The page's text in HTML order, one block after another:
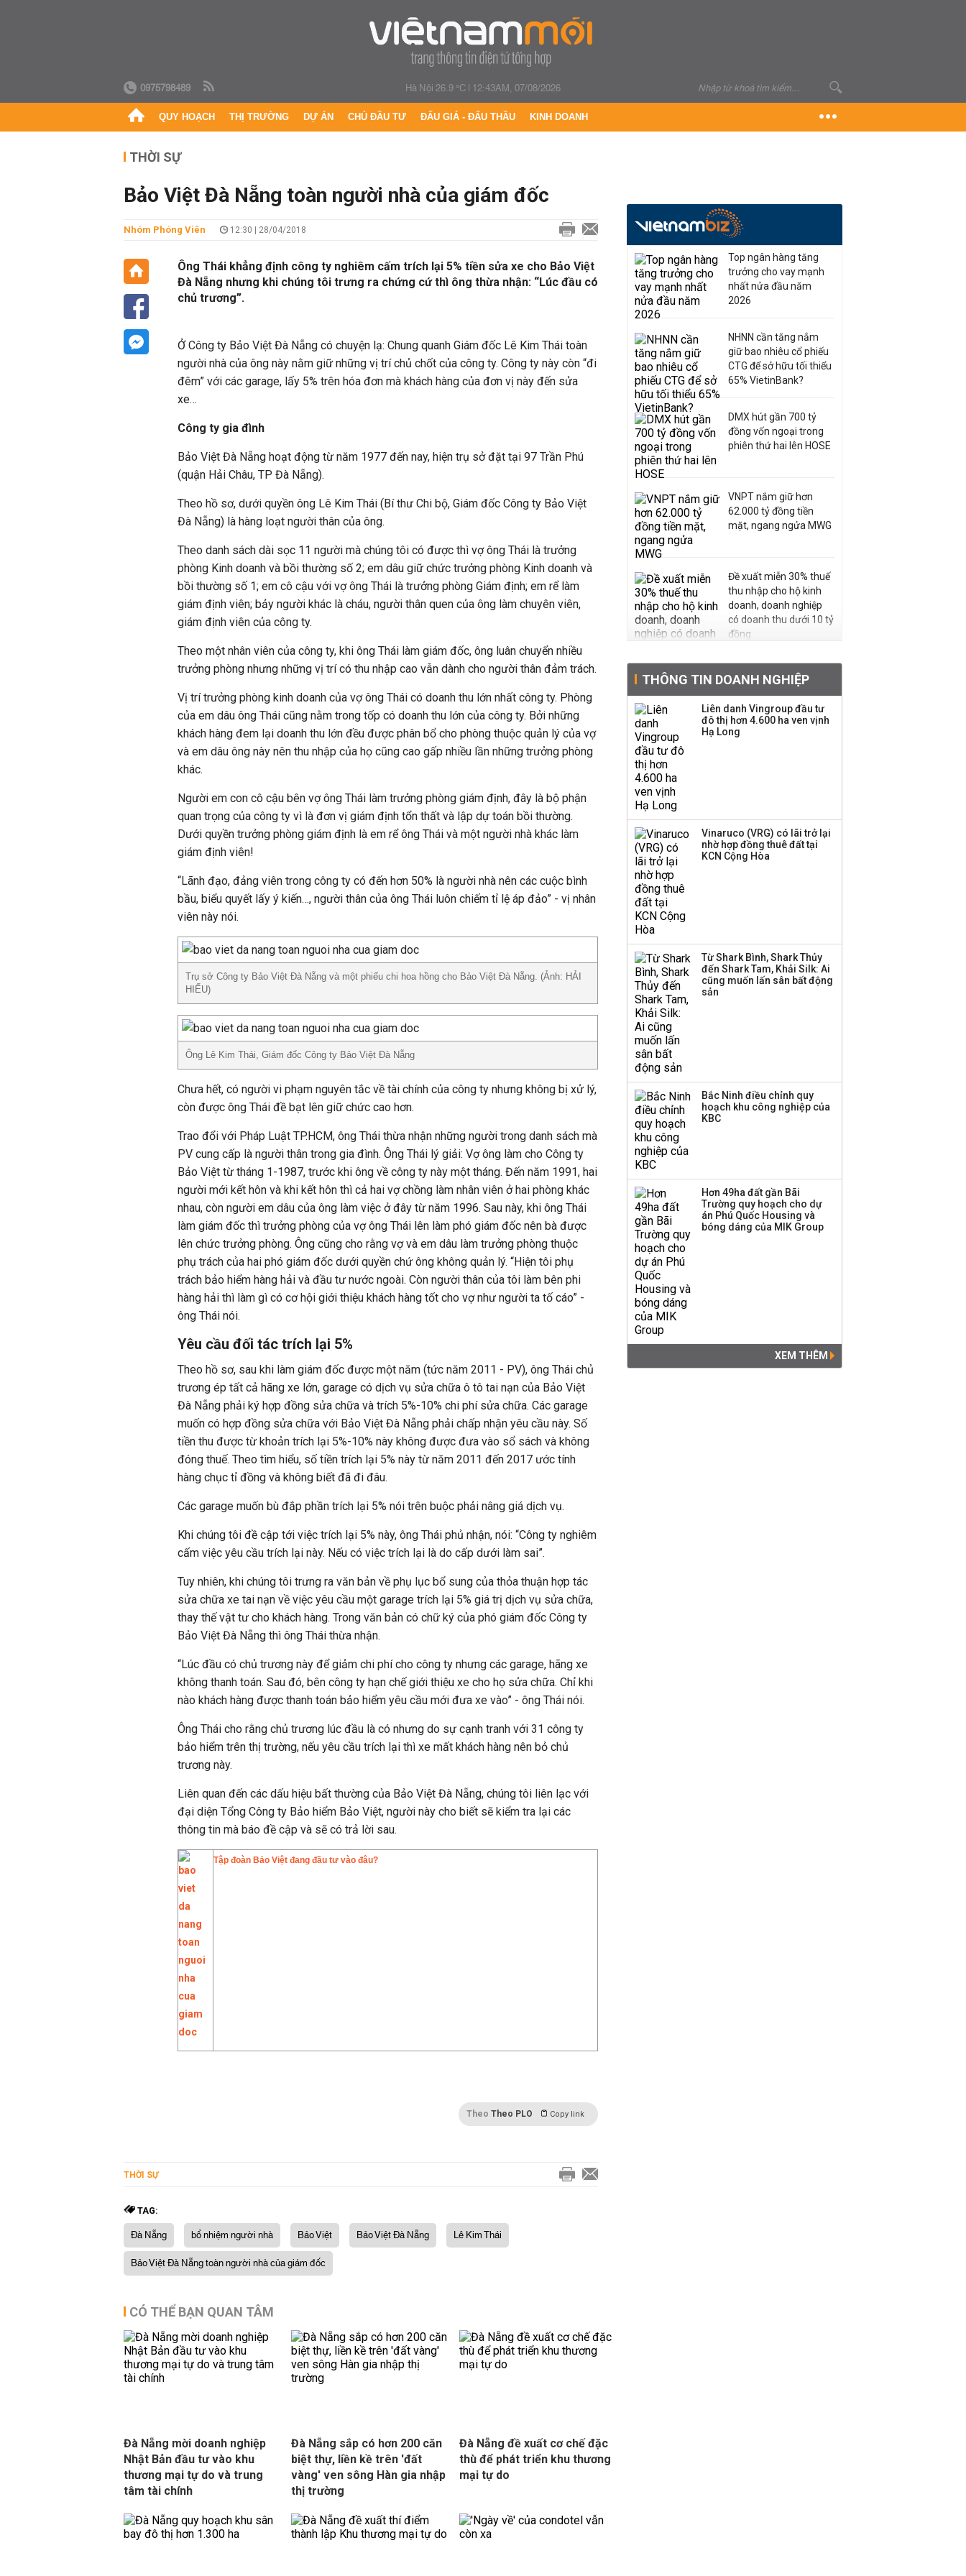
0975798489 Hà Nội 26.9 °C| 12:43AM, 07/08/2026
QUY HOẠCH THỊ TRƯỜNG DỰ ÁN CHỦ ĐẦU TƯ ĐẤU GIÁ - ĐẤU THẦU KINH DOANH
THỜI SỰ
Bảo Việt Đà Nẵng toàn người nhà của giám đốc
Nhóm Phóng Viên 12:30 | 28/04/2018
Ông Thái khẳng định công ty nghiêm cấm trích lại 5% tiền sửa xe cho Bảo Việt
Đà Nẵng nhưng khi chúng tôi trưng ra chứng cứ thì ông thừa nhận: “Lúc đầu có
chủ trương”.
Ở Công ty Bảo Việt Đà Nẵng có chuyện lạ: Chung quanh Giám đốc Lê Kim Thái toàn
người nhà của ông này nằm giữ những vị trí chủ chốt của công ty. Công ty này còn “đi
đêm” với các garage, lấy 5% trên hóa đơn mà khách hàng của đơn vị này đến sửa
xe…
Công ty gia đình
Bảo Việt Đà Nẵng hoạt động từ năm 1977 đến nay, hiện trụ sở đặt tại 97 Trần Phú
(quận Hải Châu, TP Đà Nẵng).
Theo hồ sơ, dưới quyền ông Lê Kim Thái (Bí thư Chi bộ, Giám đốc Công ty Bảo Việt
Đà Nẵng) là hàng loạt người thân của ông.
Theo danh sách dài sọc 11 người mà chúng tôi có được thì vợ ông Thái là trưởng
phòng Kinh doanh và bồi thường số 2; em dâu giữ chức trưởng phòng Kinh doanh và
bồi thường số 1; em cô cậu với vợ ông Thái là trưởng phòng Giám định; em rể làm
giám định viên; bảy người khác là cháu, người thân quen của ông làm chuyên viên,
giám định viên của công ty.
Theo một nhân viên của công ty, khi ông Thái làm giám đốc, ông luân chuyển nhiều
trưởng phòng nhưng những vị trí có thu nhập cao vẫn dành cho người thân đảm trách.
Vị trí trưởng phòng kinh doanh của vợ ông Thái có doanh thu lớn nhất công ty. Phòng
của em dâu ông Thái cũng nằm trong tốp có doanh thu lớn của công ty. Bởi những
khách hàng đem lại doanh thu lớn đều được phân bổ cho phòng thuộc quản lý của vợ
và em dâu ông này nên thu nhập của họ cũng cao gấp nhiều lần những trưởng phòng
khác.
Người em con cô cậu bên vợ ông Thái làm trưởng phòng giám định, đây là bộ phận
quan trọng của công ty vì là đơn vị giám định tổn thất và lập dự toán bồi thường.
Dưới quyền trưởng phòng giám định là em rể ông Thái và một người nhà khác làm
giám định viên!
“Lãnh đạo, đảng viên trong công ty có đến hơn 50% là người nhà nên các cuộc bình
bầu, biểu quyết lấy ý kiến…, người thân của ông Thái luôn chiếm tỉ lệ áp đảo” - vị nhân
viên này nói.
Trụ sở Công ty Bảo Việt Đà Nẵng và một phiếu chi hoa hồng cho Bảo Việt Đà Nẵng. (Ảnh: HẢI
HIẾU)
Ông Lê Kim Thái, Giám đốc Công ty Bảo Việt Đà Nẵng
Chưa hết, có người vi phạm nguyên tắc về tài chính của công ty nhưng không bị xử lý,
còn được ông Thái đề bạt lên giữ chức cao hơn.
Trao đổi với Pháp Luật TP.HCM, ông Thái thừa nhận những người trong danh sách mà
PV cung cấp là người thân trong gia đình. Ông Thái lý giải: Vợ ông làm cho Công ty
Bảo Việt từ tháng 1-1987, trước khi ông về công ty này một tháng. Đến năm 1991, hai
người mới kết hôn và khi kết hôn thì cả hai vợ chồng làm nhân viên ở hai phòng khác
nhau, còn người em dâu của ông làm việc ở đây từ năm 1996. Sau này, khi ông Thái
làm giám đốc thì trưởng phòng của vợ ông Thái lên làm phó giám đốc nên bà được
lên chức trưởng phòng. Ông cũng cho rằng vợ và em dâu làm trưởng phòng thuộc
phụ trách của hai phó giám đốc dưới quyền chứ ông không quản lý. “Hiện tôi phụ
trách bảo hiểm hàng hải và đầu tư nước ngoài. Còn người thân của tôi làm bên phi
hàng hải thì làm gì có cơ hội giới thiệu khách hàng tốt cho vợ như người ta tố cáo” -
ông Thái nói.
Yêu cầu đối tác trích lại 5%
Theo hồ sơ, sau khi làm giám đốc được một năm (tức năm 2011 - PV), ông Thái chủ
trương ép tất cả hãng xe lớn, garage có dịch vụ sửa chữa ô tô tai nạn của Bảo Việt
Đà Nẵng phải ký hợp đồng sửa chữa và trích 5%-10% chi phí sửa chữa. Các garage
muốn có hợp đồng sửa chữa với Bảo Việt Đà Nẵng phải chấp nhận yêu cầu này. Số
tiền thu được từ khoản trích lại 5%-10% này không được đưa vào sổ sách và không
đóng thuế. Theo tìm hiểu, số tiền trích lại 5% này từ năm 2011 đến 2017 ước tính
hàng chục tỉ đồng và không biết đã đi đâu.
Các garage muốn bù đắp phần trích lại 5% nói trên buộc phải nâng giá dịch vụ.
Khi chúng tôi đề cập tới việc trích lại 5% này, ông Thái phủ nhận, nói: “Công ty nghiêm
cấm việc yêu cầu trích lại này. Nếu có việc trích lại là do cấp dưới làm sai”.
Tuy nhiên, khi chúng tôi trưng ra văn bản về phụ lục bổ sung của thỏa thuận hợp tác
sửa chữa xe tai nạn về việc yêu cầu một garage trích lại 5% giá trị dịch vụ sửa chữa,
thay thế vật tư cho khách hàng. Trong văn bản có chữ ký của phó giám đốc Công ty
Bảo Việt Đà Nẵng thì ông Thái thừa nhận.
“Lúc đầu có chủ trương này để giảm chi phí cho công ty nhưng các garage, hãng xe
không thanh toán. Sau đó, bên công ty hạn chế giới thiệu xe cho họ sửa chữa. Chỉ khi
nào khách hàng được thanh toán bảo hiểm yêu cầu mới đưa xe vào” - ông Thái nói.
Ông Thái cho rằng chủ trương lúc đầu là có nhưng do sự cạnh tranh với 31 công ty
bảo hiểm trên thị trường, nếu yêu cầu trích lại thì xe mất khách hàng nên bỏ chủ
trương này.
Liên quan đến các dấu hiệu bất thường của Bảo Việt Đà Nẵng, chúng tôi liên lạc với
đại diện Tổng Công ty Bảo hiểm Bảo Việt, người này cho biết sẽ kiểm tra lại các
thông tin mà báo đề cập và sẽ có trả lời sau.
Tập đoàn Bảo Việt đang đầu tư vào đâu?
Theo Theo PLO Copy link
THỜI SỰ
TAG:
Đà Nẵng bổ nhiệm người nhà Bảo Việt Bảo Việt Đà Nẵng
Lê Kim Thái
Bảo Việt Đà Nẵng toàn người nhà của giám đốc
CÓ THỂ BẠN QUAN TÂM
Đà Nẵng mời doanh nghiệp
Nhật Bản đầu tư vào khu
thương mại tự do và trung
tâm tài chính
Đà Nẵng sắp có hơn 200 căn
biệt thự, liền kề trên 'đất
vàng' ven sông Hàn gia nhập
thị trường
Đà Nẵng đề xuất cơ chế đặc
thù để phát triển khu thương
mại tự do
Top ngân hàng tăng
trưởng cho vay mạnh
nhất nửa đầu năm
2026
NHNN cần tăng nắm
giữ bao nhiêu cổ phiếu
CTG để sở hữu tối thiểu
65% VietinBank?
DMX hút gần 700 tỷ
đồng vốn ngoại trong
phiên thứ hai lên HOSE
VNPT nắm giữ hơn
62.000 tỷ đồng tiền
mặt, ngang ngửa MWG
Đề xuất miễn 30% thuế
thu nhập cho hộ kinh
doanh, doanh nghiệp
có doanh thu dưới 10 tỷ
đồng
gần 500 triệu cổ phiếu,
tăng vốn lên gần
77.800 tỷ
phiếu, người làm chủ
tịch ở tuổi 27
Việt Nam muốn phát
triển quỹ hưu trí: Từ tiết
kiệm gia đình thành
THÔNG TIN DOANH NGHIỆP
Liên danh Vingroup đầu tư
đô thị hơn 4.600 ha ven vịnh
Hạ Long
Vinaruco (VRG) có lãi trở lại
nhờ hợp đồng thuê đất tại
KCN Cộng Hòa
Từ Shark Bình, Shark Thủy
đến Shark Tam, Khải Silk: Ai
cũng muốn lấn sân bất động
sản
Bắc Ninh điều chỉnh quy
hoạch khu công nghiệp của
KBC
Hơn 49ha đất gần Bãi
Trường quy hoạch cho dự
án Phú Quốc Housing và
bóng dáng của MIK Group
XEM THÊM